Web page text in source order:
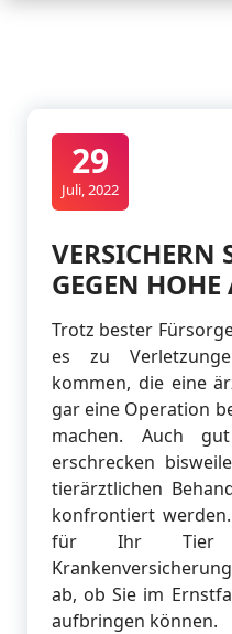
29
Juli, 2022
VERSICHERN
GEGEN
Trotz bester
es zu
kommen, die eine
gar eine Operation
machen. Auch
erschrecken
tierärztlichen
konfrontiert
für Ihr Tier
ab, ob Sie im
aufbringen können.